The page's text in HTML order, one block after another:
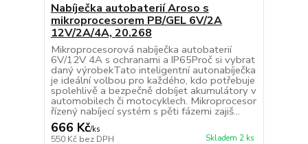
Nabíječka autobaterií Aroso s
mikroprocesorem PB/GEL 6V/2A
12V/2A/4A, 20.268
Mikroprocesorová nabíječka autobaterií
6V/12V 4A s ochranami a IP65Proč si vybrat
daný výrobekTato inteligentní autonabíječka
je ideální volbou pro každého, kdo potřebuje
spolehlivě a bezpečně dobíjet akumulátory v
automobilech či motocyklech. Mikroprocesor
řízený nabíjecí systém s pěti fázemi zajiš...
666 Kč/ks
550 Kč bez DPH Skladem 2 ks